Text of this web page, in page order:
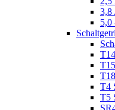
3,8
5,0
T4
T5